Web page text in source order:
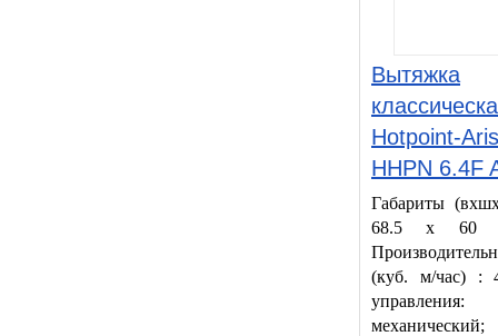
Вытяжка
Hotpoint-
HHPN 6.4F
Габариты
68.5 x 60
(куб. м/час) :
управления: